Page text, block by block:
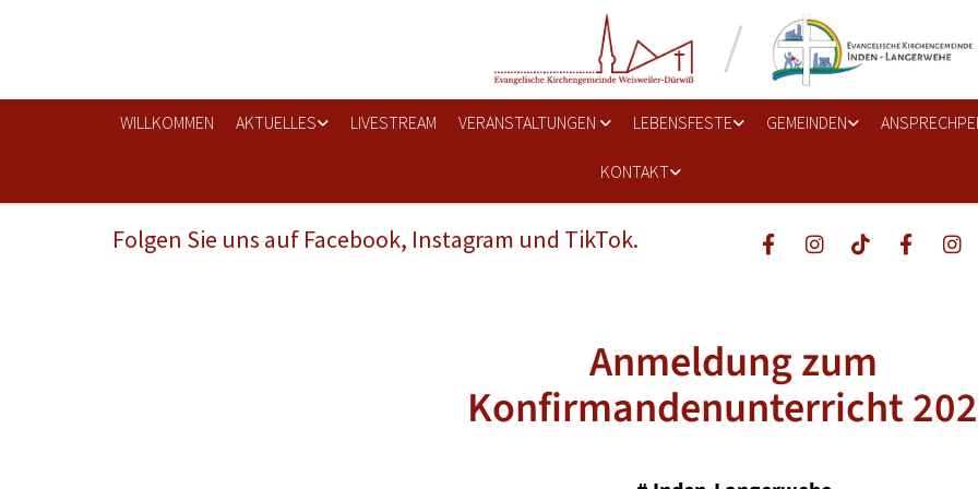
WILLKOMMEN AKTUELLES LIVESTREAM VERANSTALTUNGEN LEBENSFESTE GEMEINDEN
KONTAKT
Folgen Sie uns auf Facebook, Instagram und TikTok.
Anmeldung zum
Konfirmandenunterricht